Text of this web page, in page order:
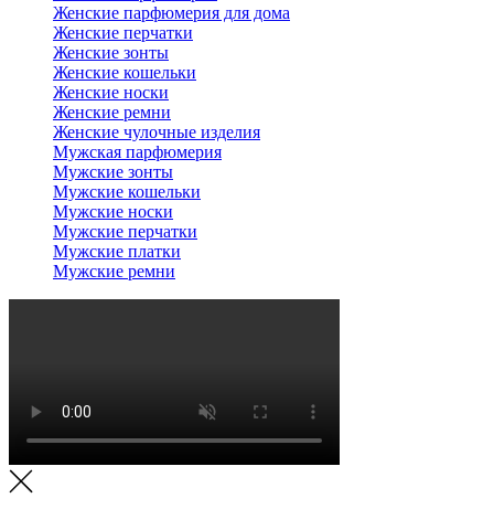
Женские парфюмерия для дома
Женские перчатки
Женские зонты
Женские кошельки
Женские носки
Женские ремни
Женские чулочные изделия
Мужская парфюмерия
Мужские зонты
Мужские кошельки
Мужские носки
Мужские перчатки
Мужские платки
Мужские ремни